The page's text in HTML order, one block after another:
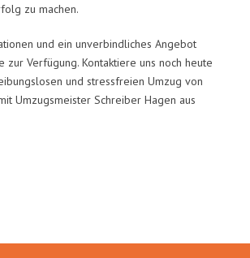
zu machen.
und ein unverbindliches Angebot
zur Verfügung. Kontaktiere uns noch heute
und stressfreien Umzug von
Umzugsmeister Schreiber Hagen aus